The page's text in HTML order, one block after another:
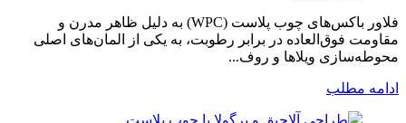
فلاور باکس‌های چوب پلاست (WPC) به دلیل ظاهر مدرن و
مقاومت فوق‌العاده در برابر رطوبت، به یکی از المان‌های اصلی
محوطه‌سازی ویلاها و روف...
ادامه مطلب